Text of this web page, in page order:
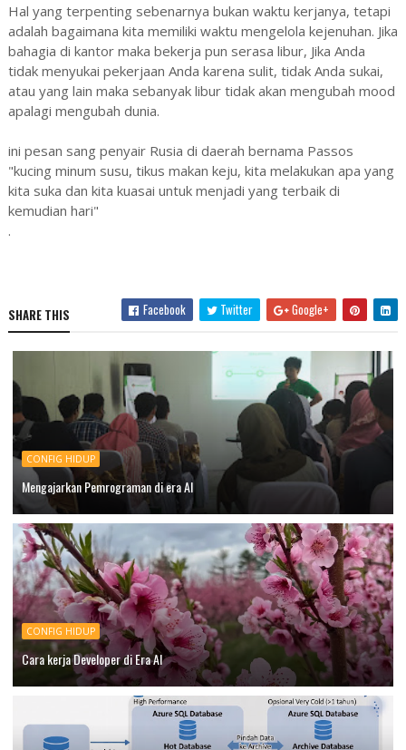
Hal yang terpenting sebenarnya bukan waktu kerjanya, tetapi
adalah bagaimana kita memiliki waktu mengelola kejenuhan. Jika
bahagia di kantor maka bekerja pun serasa libur, Jika Anda
tidak menyukai pekerjaan Anda karena sulit, tidak Anda sukai,
atau yang lain maka sebanyak libur tidak akan mengubah mood
apalagi mengubah dunia.
ini pesan sang penyair Rusia di daerah bernama Passos
"kucing minum susu, tikus makan keju, kita melakukan apa yang
kita suka dan kita kuasai untuk menjadi yang terbaik di
kemudian hari"
.
SHARE THIS Facebook Twitter Google+
CONFIG HIDUP
Mengajarkan Pemrograman di era AI
CONFIG HIDUP
Cara kerja Developer di Era AI